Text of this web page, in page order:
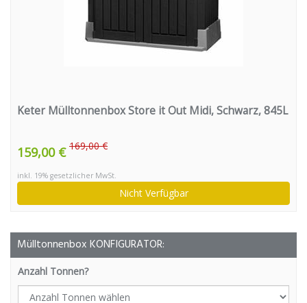
Keter Mülltonnenbox Store it Out Midi, Schwarz, 845L
159,00 € 169,00 €
inkl. 19% gesetzlicher MwSt.
Nicht Verfügbar
Mülltonnenbox KONFIGURATOR:
Anzahl Tonnen?